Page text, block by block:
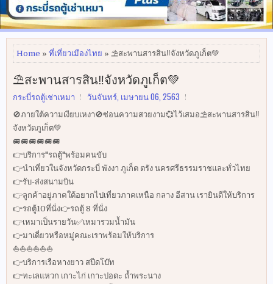
Home » ที่เที่ยวเมืองไทย » ⛱สะพานสารสิน‼️จังหวัดภูเก็ต💚
⛱สะพานสารสิน‼️จังหวัดภูเก็ต💚
กระบี่รถตู้เช่าเหมา วันจันทร์, เมษายน 06, 2563
🚫ภายใต้ความเงียบเหงา🚫ซ่อนความสวยงาม💞ไว้เสมอ⛱สะพานสารสิน‼️
จังหวัดภูเก็ต💚
🚐🚐🚐🚐🚐🚐
👉บริการ"รถตู้"พร้อมคนขับ
👉นำเที่ยวในจังหวัดกระบี่ พังงา ภูเก็ต ตรัง นครศรีธรรมราชและทั่วไทย
👉รับ-ส่งสนามบิน
👉ลูกค้าอยู่ภาคใต้อยากไปเที่ยวภาคเหนือ กลาง อีสาน เรายินดีให้บริการ
👉รถตู้10ที่นั่ง👉รถตู้ 8 ที่นั่ง
👉เหมาเป็นรายวัน✅เหมารวมน้ำมัน
👉มาเดี่ยวหรือหมู่คณะเราพร้อมให้บริการ
⛵️⛵️⛵️⛵️⛵️⛵️
👉บริการเรือหางยาว สปีดโบ๊ท
👉ทะเลแหวก เกาะไก่ เกาะปอดะ ถ้ำพระนาง